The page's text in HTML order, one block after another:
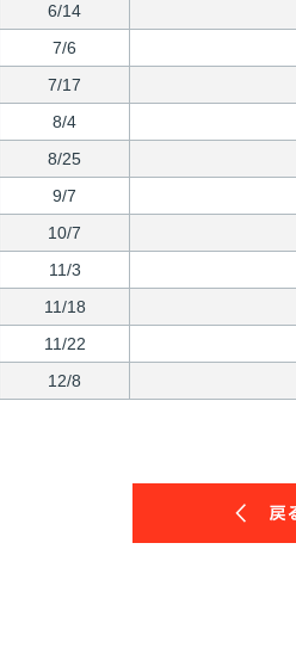
6/14
7/6
7/17
8/4
8/25
9/7
10/7
11/3
11/18
11/22
12/8